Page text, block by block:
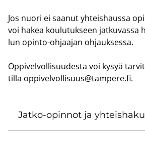
Jos nuori ei saa­nut yh­teis­haus­sa
voi hakea kou­lu­tuk­seen jat­ku­vas­sa
lun opinto-​ohjaajan oh­jauk­ses­sa.
Op­pi­vel­vol­li­suu­des­ta voi kysyä
til­la op­pi­vel­vol­li­suus@tam­pe­re.fi.
Jatko-​opinnot ja yh­teis­ha­ku